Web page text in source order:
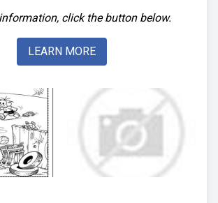
click the button below.
LEARN MORE